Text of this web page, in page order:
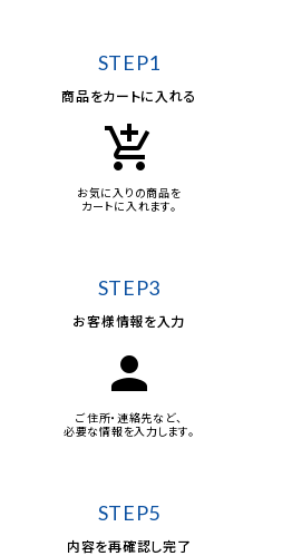
STEP1
商品をカートに入れる
add_shopping_cart
お気に入りの商品を
カートに入れます。
STEP3
お客様情報を入力
person
ご住所・連絡先など、
必要な情報を入力します。
STEP5
内容を再確認し完了